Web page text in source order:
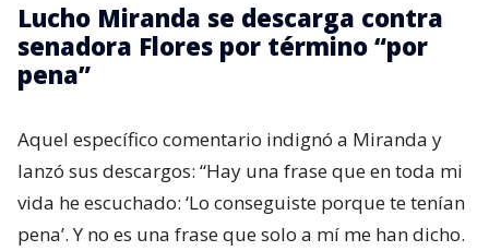
Lucho Miranda se descarga contra
senadora Flores por término “por
pena”
Aquel específico comentario indignó a Miranda y
lanzó sus descargos: “Hay una frase que en toda mi
vida he escuchado: ‘Lo conseguiste porque te tenían
pena’. Y no es una frase que solo a mí me han dicho.